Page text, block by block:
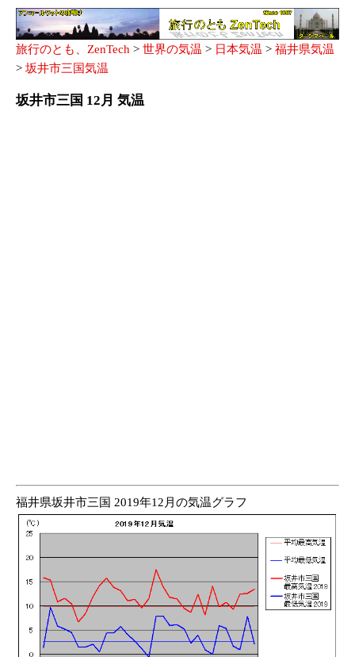
旅行のとも、ZenTech > 世界の気温 > 日本気温 > 福井県気温
> 坂井市三国気温
坂井市三国 12月 気温
福井県坂井市三国 2019年12月の気温グラフ